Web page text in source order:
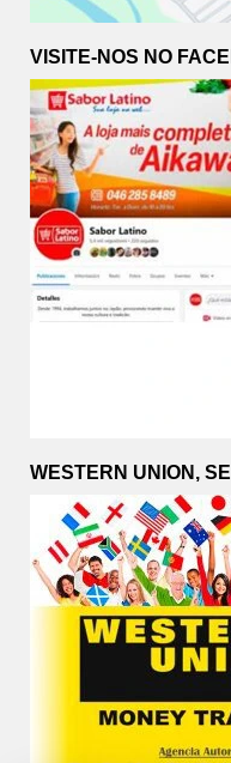
VISITE-NOS NO
WESTERN UNION,